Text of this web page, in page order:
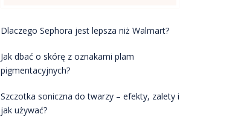
Dlaczego Sephora jest lepsza niż Walmart?
Jak dbać o skórę z oznakami plam
pigmentacyjnych?
Szczotka soniczna do twarzy – efekty, zalety i
jak używać?